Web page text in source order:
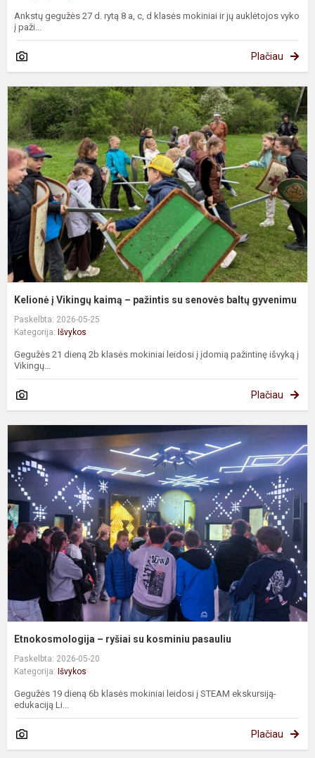
Ankstų gegužės 27 d. rytą 8 a, c, d klasės mokiniai ir jų auklėtojos vyko
į paži...
Plačiau
Kelionė į Vikingų kaimą – pažintis su senovės baltų gyvenimu
Paskelbta: 2026-05-25
Kategorija: Išvykos
Gegužės 21 dieną 2b klasės mokiniai leidosi į įdomią pažintinę išvyką į
Vikingų...
Plačiau
Etnokosmologija – ryšiai su kosminiu pasauliu
Paskelbta: 2026-05-20
Kategorija: Išvykos
Gegužės 19 dieną 6b klasės mokiniai leidosi į STEAM ekskursiją-
edukaciją Li...
Plačiau